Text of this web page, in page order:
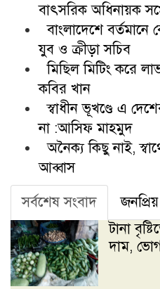
বাৎসরিক অধিনায়ক
বাংলাদেশে
যুব ও ক্রীড়া সচিব
মিছিল মিটিং করে
কবির খান
স্বাধীন ভূখণ্ডে এ
না :আসিফ মাহমুদ
অনৈক্য কিছু নাই,
আব্বাস
সর্বশেষ সংবাদ
টানা
দাম,